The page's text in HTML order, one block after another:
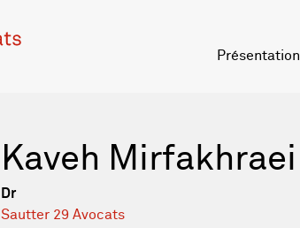
Présentation
Kaveh Mirfakhraei
Dr
Sautter 29 Avocats